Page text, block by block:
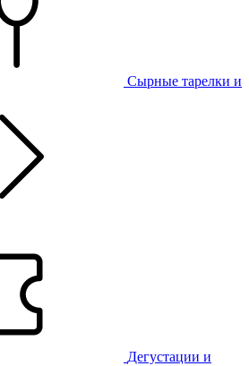
Сырные тарелки и
Дегустации и